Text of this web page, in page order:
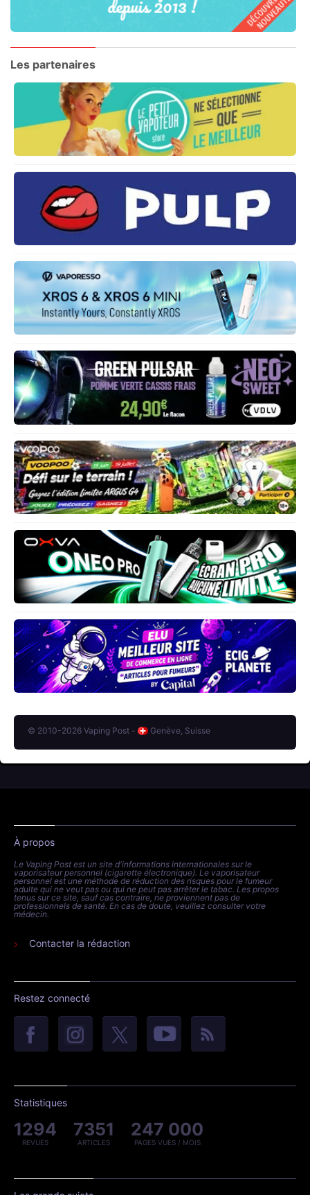
Les partenaires
© 2010-2026 Vaping Post - Genève, Suisse
À propos
Le Vaping Post est un site d'informations internationales sur le
vaporisateur personnel (cigarette électronique). Le vaporisateur
personnel est une méthode de réduction des risques pour le fumeur
adulte qui ne veut pas ou qui ne peut pas arrêter le tabac. Les propos
tenus sur ce site, sauf cas contraire, ne proviennent pas de
professionnels de santé. En cas de doute, veuillez consulter votre
médecin.
Contacter la rédaction
Restez connecté
Statistiques
1294
REVUES
7351
ARTICLES
247 000
PAGES VUES / MOIS